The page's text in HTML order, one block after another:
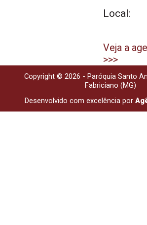
Local:
Veja a
>>>
Copyright © 2026 - Paróquia Santo
Fabriciano (MG)
Desenvolvido com excelência por